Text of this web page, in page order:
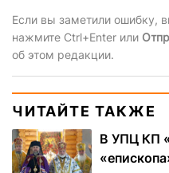
Если вы заметили ошибку,
нажмите Ctrl+Enter или
об этом редакции.
ЧИТАЙТЕ ТАКЖЕ
В УПЦ КП